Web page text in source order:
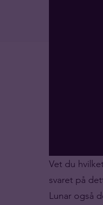
Vet du
svaret på
Lunar også